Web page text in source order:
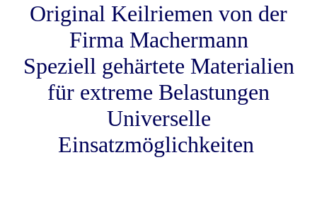
Original Keilriemen von der
Firma Machermann
Speziell gehärtete Materialien
für extreme Belastungen
Universelle
Einsatzmöglichkeiten